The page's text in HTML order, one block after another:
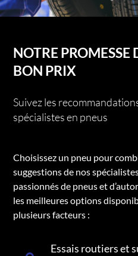
NOTRE
BON PRIX
Suivez les
spécialistes en pneus
Choisissez un pneu pour
suggestions de nos
passionnés de pneus et
les meilleures options
plusieurs facteurs :
Essais routiers et